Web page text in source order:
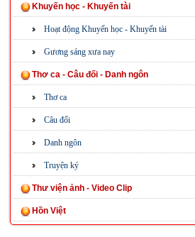
Khuyến học - Khuyến tài
Hoạt động Khuyến học - Khuyến tài
Gương sáng xưa nay
Thơ ca - Câu đối - Danh ngôn
Thơ ca
Câu đối
Danh ngôn
Truyện ký
Thư viện ảnh - Video Clip
Hồn Việt